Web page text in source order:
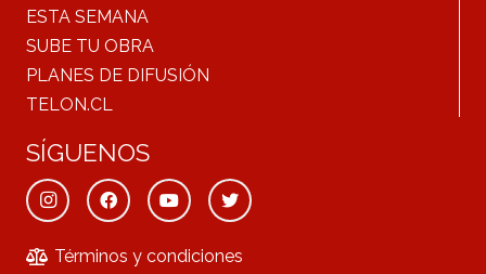
ESTA SEMANA
SUBE TU OBRA
PLANES DE DIFUSIÓN
TELON.CL
SÍGUENOS
Términos y condiciones